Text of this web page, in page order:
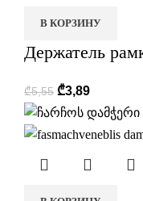
В КОРЗИНУ
Держатель
₾5,55 ₾3,89